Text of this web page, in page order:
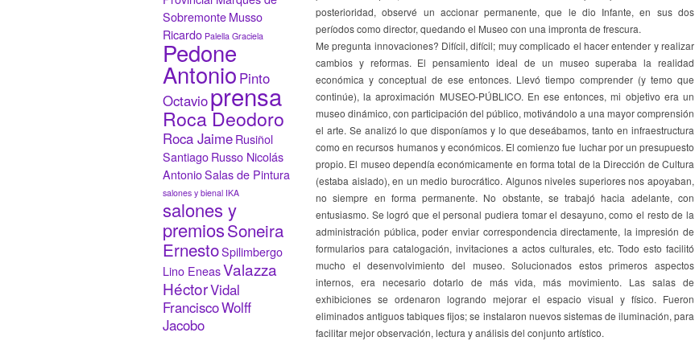
SobremonteMusso
Ricardo Palella Graciela
Pedone
Antonio Pinto
Octavioprensa
Roca Deodoro
Roca JaimeRusiñol
SantiagoRusso Nicolás
AntonioSalas de Pintura
salones y bienal IKA
salones y
premiosSoneira
ErnestoSpilimbergo
Lino EneasValazza
HéctorVidal
FranciscoWolff
Jacobo
posterioridad, observé un accionar permanente, que le dio Infante, en sus dos
períodos como director, quedando el Museo con una impronta de frescura.
Me pregunta innovaciones? Difícil, difícil; muy complicado el hacer entender y realizar
cambios y reformas. El pensamiento ideal de un museo superaba la realidad
económica y conceptual de ese entonces. Llevó tiempo comprender (y temo que
continúe), la aproximación MUSEO-PÚBLICO. En ese entonces, mi objetivo era un
museo dinámico, con participación del público, motivándolo a una mayor comprensión
el arte. Se analizó lo que disponíamos y lo que deseábamos, tanto en infraestructura
como en recursos humanos y económicos. El comienzo fue luchar por un presupuesto
propio. El museo dependía económicamente en forma total de la Dirección de Cultura
(estaba aislado), en un medio burocrático. Algunos niveles superiores nos apoyaban,
no siempre en forma permanente. No obstante, se trabajó hacia adelante, con
entusiasmo. Se logró que el personal pudiera tomar el desayuno, como el resto de la
administración pública, poder enviar correspondencia directamente, la impresión de
formularios para catalogación, invitaciones a actos culturales, etc. Todo esto facilitó
mucho el desenvolvimiento del museo. Solucionados estos primeros aspectos
internos, era necesario dotarlo de más vida, más movimiento. Las salas de
exhibiciones se ordenaron logrando mejorar el espacio visual y físico. Fueron
eliminados antiguos tabiques fijos; se instalaron nuevos sistemas de iluminación, para
facilitar mejor observación, lectura y análisis del conjunto artístico.